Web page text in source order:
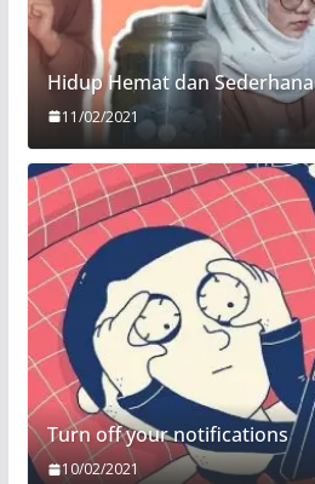
Hidup Hemat dan Sederhana
11/02/2021
Turn off your notifications
10/02/2021